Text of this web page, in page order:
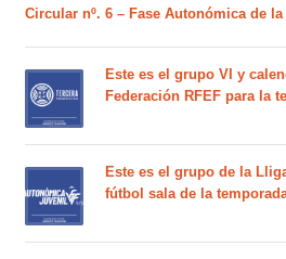
Circular nº. 6 – Fase Autonómica de
Este es el grupo VI y
Federación RFEF para la
Este es el grupo de la
fútbol sala de la